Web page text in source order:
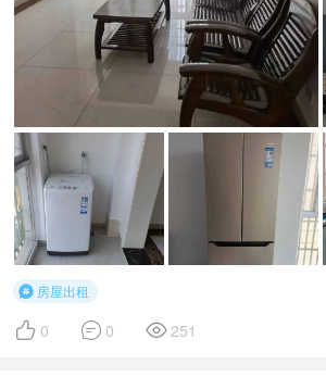
 房屋出租
 0  0 251